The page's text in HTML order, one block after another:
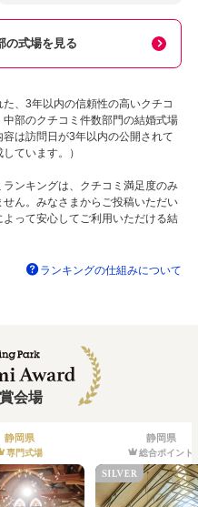
の式場を見る
、3年以内の信頼性の高いクチコ
部のクチコミ件数部門の結婚式場
は訪問日が3年以内の公開されて
ています。）
ンキングは、クチコミ満足度のみ
ん。みなさまからご投稿いただい
って安心してご利用いただける結
ランキングの仕組みについて
会場
静岡県
専門式場
静岡県
総合ポイント